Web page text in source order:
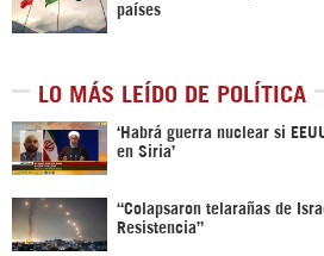
países
LO MÁS LEÍDO DE POLÍTICA
‎‘Habrá guerra nuclear si
en Siria’‎
“Colapsaron telarañas de
Resistencia”